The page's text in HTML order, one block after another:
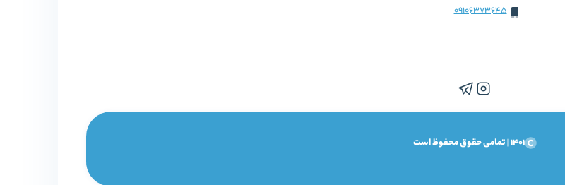
09106373645
1401 | تمامی حقوق محفوظ است